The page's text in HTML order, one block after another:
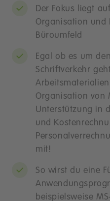
Der Fokus liegt
Organisation und
Büroumfeld
Egal ob es um
Schriftverkehr
Organisation von
Unterstützung in
und
mit!
So wirst du eine
beispielsweise